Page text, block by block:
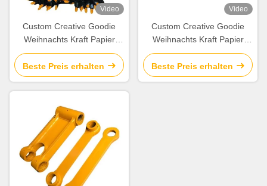
Video
Custom Creative Goodie
Weihnachts Kraft Papier
Geschenk Tasche mit Ihrem
eigenen Logo für Xmas
Dekorationsparty
Beste Preis erhalten
Video
Custom Creative Goodie
Weihnachts Kraft Papier
Geschenk Tasche mit Ihrem
eigenen Logo für Xmas
Dekorationsparty
Beste Preis erhalten